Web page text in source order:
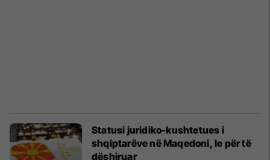
Statusi juridiko-kushtetues i
shqiptarëve në Maqedoni, le për të
dëshiruar